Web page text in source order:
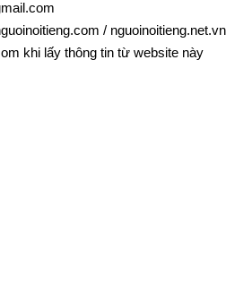
/ nguoinoitieng.net.vn
khi lấy thông tin từ website này